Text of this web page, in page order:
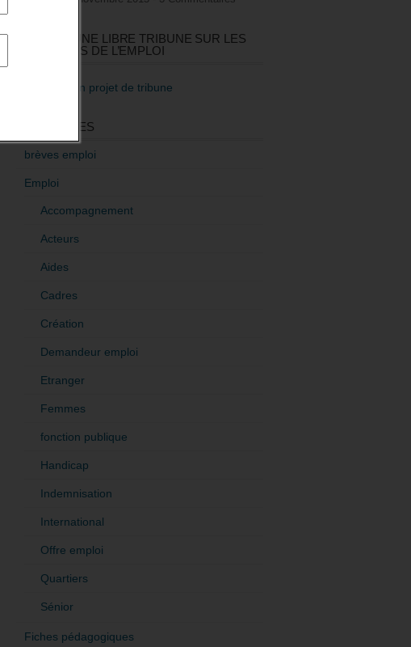
RÉDIGEZ UNE LIBRE TRIBUNE SUR LES
POLITIQUES DE L’EMPLOI
>Décrire mon projet de tribune
CATÉGORIES
brèves emploi
Emploi
Accompagnement
Acteurs
Aides
Cadres
Création
Demandeur emploi
Etranger
Femmes
fonction publique
Handicap
Indemnisation
International
Offre emploi
Quartiers
Sénior
Fiches pédagogiques